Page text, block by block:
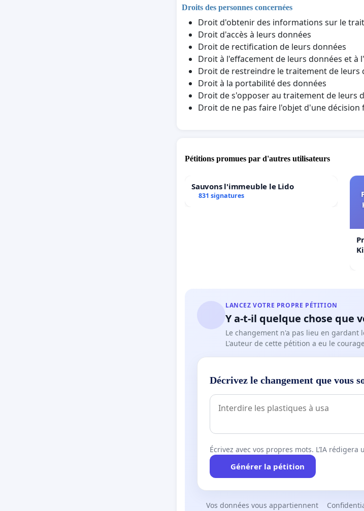
Droits des personnes concernées
Droit d'obtenir des informations sur le
Droit d'accès à leurs données
Droit de rectification de leurs données
Droit à l'effacement de leurs données et à
Droit de restreindre le traitement de leurs
Droit à la portabilité des données
Droit de s'opposer au traitement de leurs
Droit de ne pas faire l'objet d'une
Pétitions promues par d'autres utilisateurs
Sauvons l'immeuble le Lido
831 signatures
LANCEZ VOTRE PROPRE PÉTITION
Y a-t-il quelque chose que
Le changement n'a pas lieu en gardant
L'auteur de cette pétition a eu le
Décrivez le changement que vous
Écrivez avec vos propres mots. L’IA
Générer la pétition
Vos données vous appartiennent